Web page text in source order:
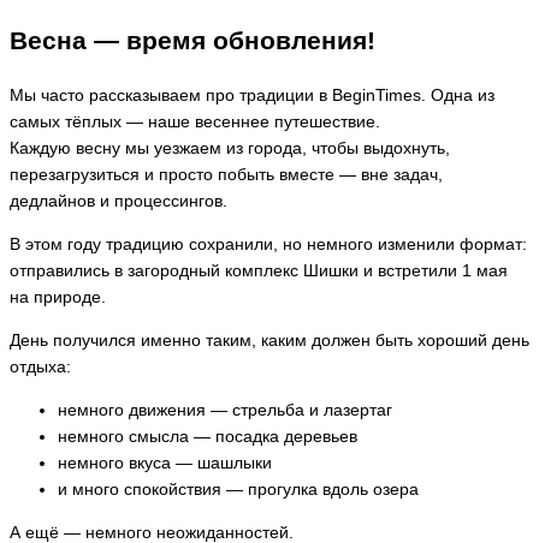
Весна — время обновления!
Мы часто рассказываем про традиции в BeginTimes. Одна из
самых тёплых — наше весеннее путешествие.
Каждую весну мы уезжаем из города, чтобы выдохнуть,
перезагрузиться и просто побыть вместе — вне задач,
дедлайнов и процессингов.
В этом году традицию сохранили, но немного изменили формат:
отправились в загородный комплекс Шишки и встретили 1 мая
на природе.
День получился именно таким, каким должен быть хороший день
отдыха:
немного движения — стрельба и лазертаг
немного смысла — посадка деревьев
немного вкуса — шашлыки
и много спокойствия — прогулка вдоль озера
А ещё — немного неожиданностей.